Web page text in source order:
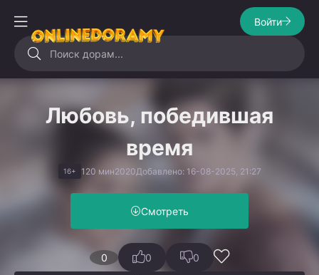
Войти
Любовь, победившая
время
16+ 120 мин2020Добавлено: 16-08-2025, 21:27
Смотреть
0 0 0